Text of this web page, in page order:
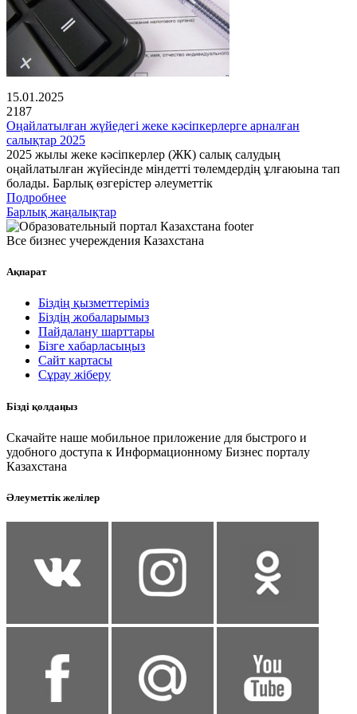
15.01.2025
2187
Оңайлатылған жүйедегі жеке кәсіпкерлерге арналған
салықтар 2025
2025 жылы жеке кәсіпкерлер (ЖК) салық салудың
оңайлатылған жүйесінде міндетті төлемдердің ұлғаюына тап
болады. Барлық өзгерістер әлеуметтік
Подробнее
Барлық жаңалықтар
Все бизнес учереждения Казахстана
Ақпарат
Біздің қызметтеріміз
Біздің жобаларымыз
Пайдалану шарттары
Бізге хабарласыңыз
Сайт картасы
Сұрау жіберу
Бізді қолдаңыз
Скачайте наше мобильное приложение для быстрого и
удобного доступа к Информационному Бизнес порталу
Казахстана
Әлеуметтік желілер